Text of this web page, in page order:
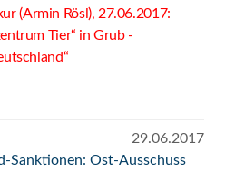
(Armin Rösl), 27.06.2017:
Tier“ in Grub -
29.06.2017
Sanktionen: Ost-Ausschuss